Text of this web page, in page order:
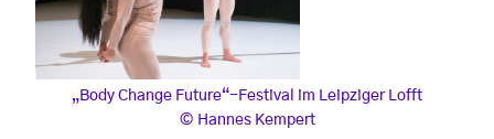
„Body Change Future“-Festival im Leipziger Lofft
Hannes Kempert